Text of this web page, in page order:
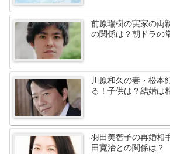
前原瑞樹の実家の両
の関係は？朝ドラの
川原和久の妻・松本
る！子供は？結婚は
羽田美智子の再婚相
田寛治との関係は？